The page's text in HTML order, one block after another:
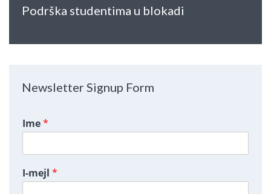
Podrška studentima u blokadi
Newsletter Signup Form
Ime*
I-mejl *